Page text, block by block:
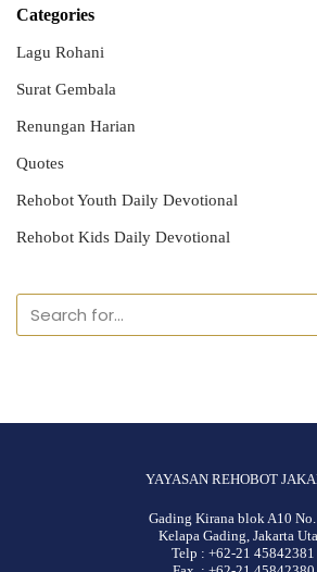
Categories
Lagu Rohani
Surat Gembala
Renungan Harian
Quotes
Rehobot Youth Daily Devotional
Rehobot Kids Daily Devotional
YAYASAN REHOBOT
Gading Kirana blok A10
Kelapa Gading, Jakarta
Telp : +62-21 45842381